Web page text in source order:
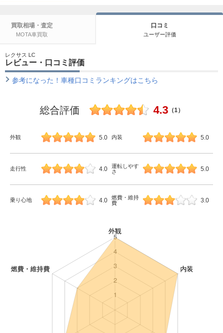
買取相場・査定
MOTA車買取
口コミ
ユーザー評価
レクサス LC
レビュー・口コミ評価
参考になった！車種口コミランキングはこちら
総合評価 4.3（1）
外観 5.0 内装 5.0
走行性 4.0
運転しやす
さ
5.0
乗り心地 4.0
燃費・維持
費
3.0